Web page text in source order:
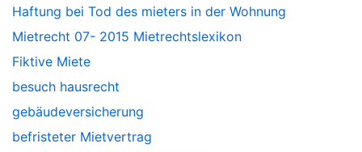
Haftung bei Tod des mieters in der Wohnung
Mietrecht 07- 2015 Mietrechtslexikon
Fiktive Miete
besuch hausrecht
gebäudeversicherung
befristeter Mietvertrag